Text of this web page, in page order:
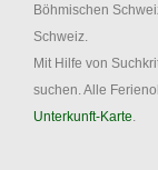
Böhmischen
Schweiz.
Mit Hilfe von
suchen. Alle
Unterkunft-Karte.